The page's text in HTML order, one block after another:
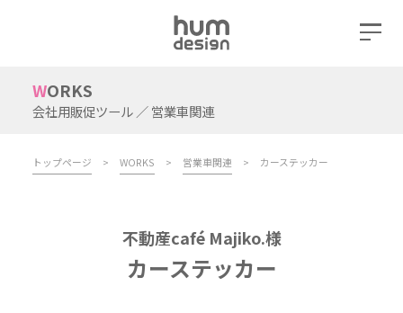
WORKS
会社用販促ツール ／ 営業車関連
トップページ > WORKS > 営業車関連 > カーステッカー
不動産café Majiko.様
カーステッカー